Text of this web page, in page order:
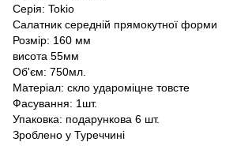
Серія: Tokio
Салатник середній прямокутної форми
Розмір: 160 мм
висота 55мм
Об'єм: 750мл.
Матеріал: скло удароміцне товсте
Фасування: 1шт.
Упаковка: подарункова 6 шт.
Зроблено у Туреччині